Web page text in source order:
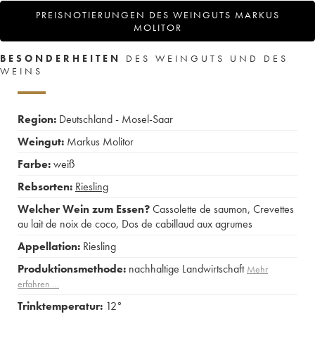
PREISNOTIERUNGEN DES WEINGUTS MARKUS
MOLITOR
BESONDERHEITEN
DES WEINGUTS UND DES
WEINS
Region: Deutschland - Mosel-Saar
Weingut: Markus Molitor
Farbe:weiß
Rebsorten: Riesling
Welcher Wein zum Essen?Cassolette de saumon, Crevettes
au lait de noix de coco, Dos de cabillaud aux agrumes
Appellation: Riesling
Produktionsmethode: nachhaltige Landwirtschaft Mehr
erfahren …
Trinktemperatur: 12°